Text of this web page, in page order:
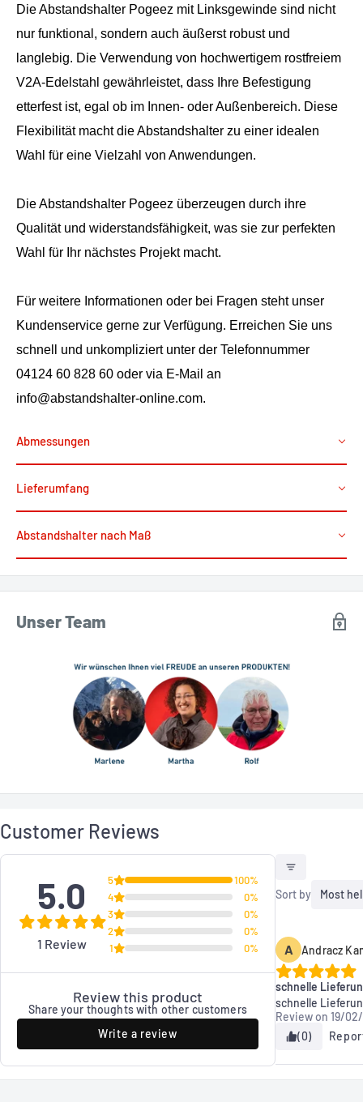
Die Abstandshalter Pogeez mit Linksgewinde sind nicht
nur funktional, sondern auch äußerst robust und
langlebig. Die Verwendung von hochwertigem rostfreiem
V2A-Edelstahl gewährleistet, dass Ihre Befestigung
etterfest ist, egal ob im Innen- oder Außenbereich. Diese
Flexibilität macht die Abstandshalter zu einer idealen
Wahl für eine Vielzahl von Anwendungen.
Die Abstandshalter Pogeez überzeugen durch ihre
Qualität und widerstandsfähigkeit, was sie zur perfekten
Wahl für Ihr nächstes Projekt macht.
Für weitere Informationen oder bei Fragen steht unser
Kundenservice gerne zur Verfügung. Erreichen Sie uns
schnell und unkompliziert unter der Telefonnummer
04124 60 828 60 oder via E-Mail an
info@abstandshalter-online.com.
Abmessungen
Lieferumfang
Abstandshalter nach Maß
Unser Team
Customer Reviews
5.0
1 Review
5
100%
4
0%
3
0%
2
0%
1
0%
Review this product
Share your thoughts with other customers
Write a review
Sort by Most
A Andracz
schnelle
schnelle
Review on 19/
(0)